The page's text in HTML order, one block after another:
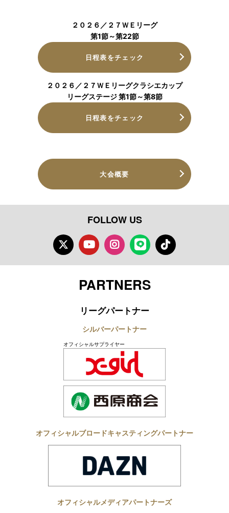
２０２６／２７ＷＥリーグ
第1節～第22節
日程表をチェック
２０２６／２７ＷＥリーグクラシエカップ
リーグステージ 第1節～第8節
日程表をチェック
大会概要
FOLLOW US
TwitterYoutubeInstagram
LINE TikTok
PARTNERS
リーグパートナー
シルバーパートナー
オフィシャルサプライヤー
オフィシャルブロードキャスティングパートナー
オフィシャルメディアパートナーズ